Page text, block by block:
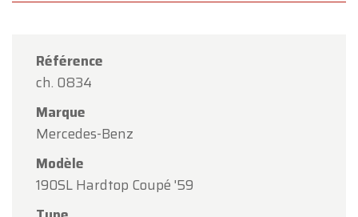
Référence
ch. 0834
Marque
Mercedes-Benz
Modèle
190SL Hardtop Coupé '59